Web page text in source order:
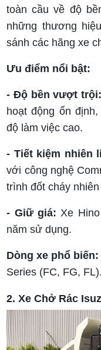
toàn cầu về độ
những thương
sánh các hãng xe
Ưu điểm nổi bật:
- Độ bền vượt trội:
hoạt động ổn
độ làm việc cao.
- Tiết kiệm nhiên
với công nghệ
trình đốt cháy nhiên
- Giữ giá: Xe
năm sử dụng.
Dòng xe phổ biến:
Series (FC, FG, FL).
2. Xe Chở Rác